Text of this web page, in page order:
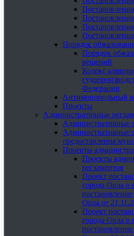
Порядок
Порядок
решений
Кодекс
Федерации
Антимонопольный
Проекты
Административные
Административные
Административные
предоставления
Проекты
Проекты
регламентов
Проект
города Орла о
Орла от
Проект
города Орла о